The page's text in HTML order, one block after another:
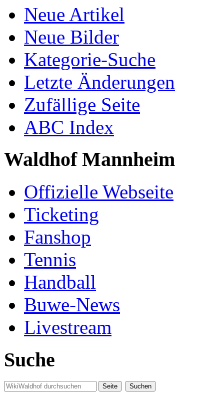
Neue Artikel
Neue Bilder
Kategorie-Suche
Letzte Änderungen
Zufällige Seite
ABC Index
Waldhof Mannheim
Offizielle Webseite
Ticketing
Fanshop
Tennis
Handball
Buwe-News
Livestream
Suche